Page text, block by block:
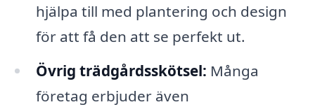
hjälpa till med plantering och design
för att få den att se perfekt ut.
Övrig trädgårdsskötsel: Många
företag erbjuder även